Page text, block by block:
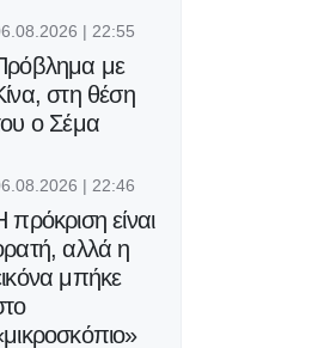
| 22:55
με
στη θέση
ο Σέμα
| 22:46
πρόκριση είναι
αλλά η
μπήκε